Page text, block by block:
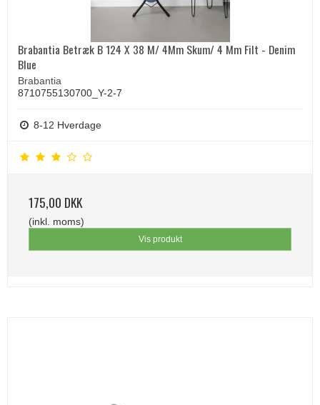
Brabantia Betræk B 124 X 38 M/ 4Mm Skum/ 4 Mm Filt - Denim
Blue
Brabantia
8710755130700_Y-2-7
8-12 Hverdage
175,00 DKK
(inkl. moms)
Vis produkt